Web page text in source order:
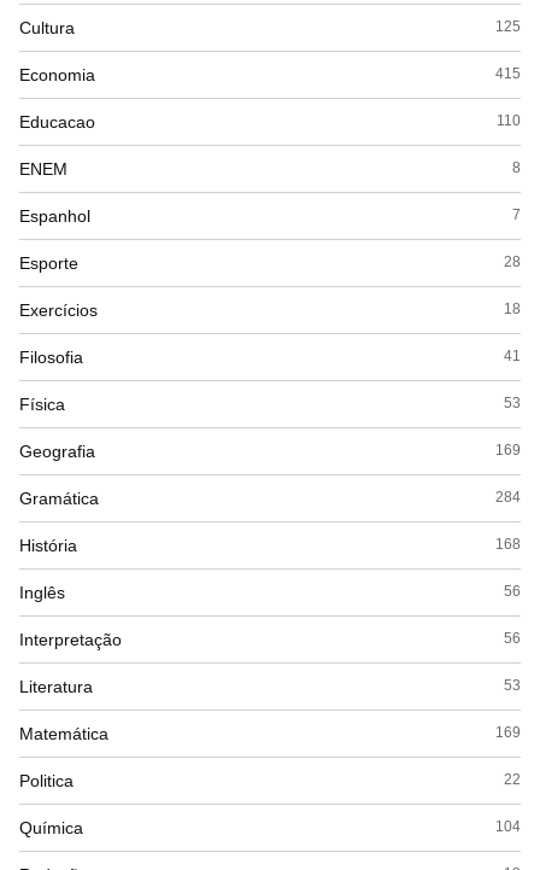
Cultura 125
Economia 415
Educacao 110
ENEM 8
Espanhol 7
Esporte 28
Exercícios 18
Filosofia 41
Física 53
Geografia 169
Gramática 284
História 168
Inglês 56
Interpretação 56
Literatura 53
Matemática 169
Politica 22
Química 104